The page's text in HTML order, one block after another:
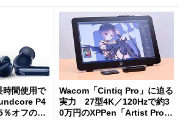
時間使用で
P4
オフの59
Wacom「Cintiq Pro」に迫る
実力 27型4K／120Hzで約3
0万円のXPPen「Artist Pro 2